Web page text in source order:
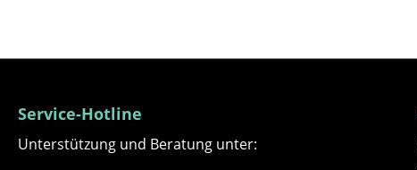
Service-Hotline
Unterstützung und Beratung unter: